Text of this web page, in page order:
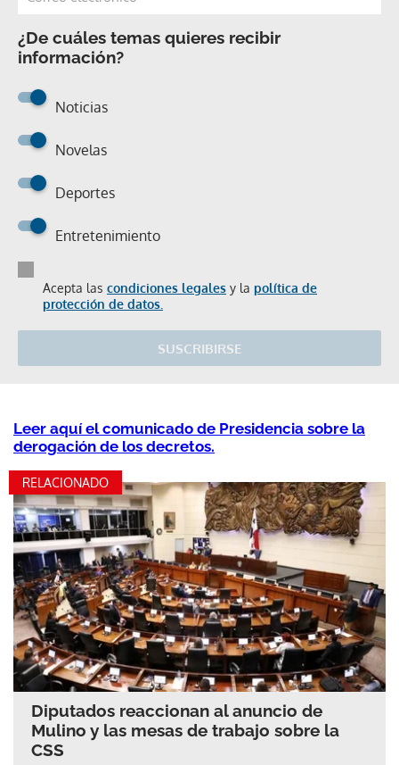
¿De cuáles temas quieres recibir
información?
Noticias
Novelas
Deportes
Entretenimiento
Acepta las condiciones legales y la política de
protección de datos.
SUSCRIBIRSE
Leer aquí el comunicado de Presidencia sobre la
derogación de los decretos.
RELACIONADO
Diputados reaccionan al anuncio de
Mulino y las mesas de trabajo sobre la
CSS